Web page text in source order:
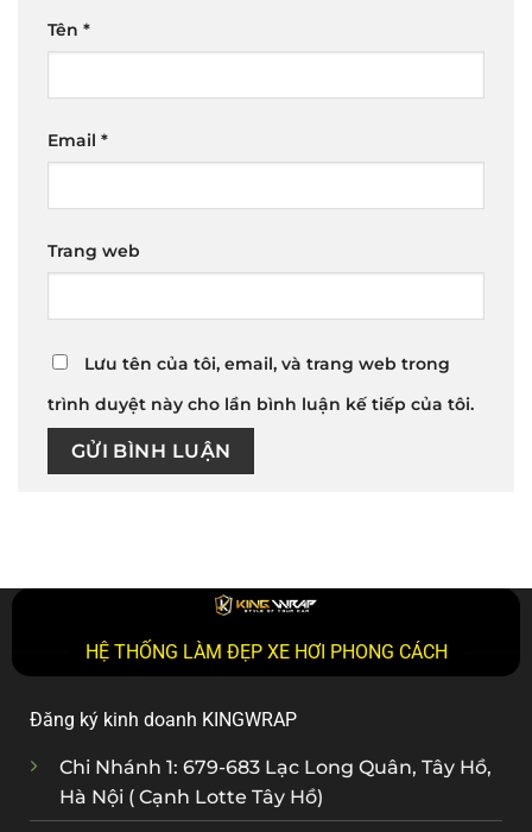
Tên *
Email *
Trang web
Lưu tên của tôi, email, và trang web trong
trình duyệt này cho lần bình luận kế tiếp của tôi.
HỆ THỐNG LÀM ĐẸP XE HƠI PHONG CÁCH
Đăng ký kinh doanh KINGWRAP
Chi Nhánh 1: 679-683 Lạc Long Quân, Tây Hồ,
Hà Nội ( Cạnh Lotte Tây Hồ)